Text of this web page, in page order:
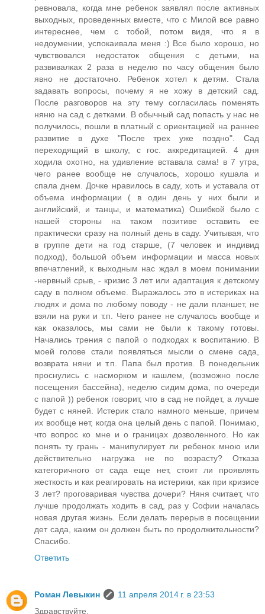
ревновала, когда мне ребенок заявлял после активных
выходных, проведенных вместе, что с Милой все равно
интереснее, чем с тобой, потом видя, что я в
недоумении, успокаивала меня :) Все было хорошо, но
чувствовался недостаток общения с детьми, на
развивалках 2 раза в неделю по часу общения было
явно не достаточно. Ребенок хотел к детям. Стала
задавать вопросы, почему я не хожу в детский сад.
После разговоров на эту тему согласилась поменять
няню на сад с детками. В обычный сад попасть у нас не
получилось, пошли в платный с ориентацией на раннее
развитие в духе "После трех уже поздно". Сад
переходящий в школу, с гос. аккредитацией. 4 дня
ходила охотно, на удивление вставала сама! в 7 утра,
чего ранее вообще не случалось, хорошо кушала и
спала днем. Дочке нравилось в саду, хоть и уставала от
объема информации ( в один день у них были и
английский, и танцы, и математика) Ошибкой было с
нашей стороны на таком позитиве оставить ее
практически сразу на полный день в саду. Учитывая, что
в группе дети на год старше, (7 человек и индивид
подход), большой объем информации и масса новых
впечатлений, к выходным нас ждал в моем понимании
-нервный срыв, - кризис 3 лет или адаптация к детскому
саду в полном объеме. Выражалось это в истериках на
людях и дома по любому поводу - не дали планшет, не
взяли на руки и т.п. Чего ранее не случалось вообще и
как оказалось, мы сами не были к такому готовы.
Начались трения с папой о подходах к воспитанию. В
моей голове стали появляться мысли о смене сада,
возврата няни и т.п. Папа был против. В понедельник
проснулись с насморком и кашлем, (возможно после
посещения бассейна), неделю сидим дома, по очереди
с папой )) ребенок говорит, что в сад не пойдет, а лучше
будет с няней. Истерик стало намного меньше, причем
их вообще нет, когда она целый день с папой. Понимаю,
что вопрос ко мне и о границах дозволенного. Но как
понять ту грань - манипулирует ли ребенок мною или
действительно нагрузка не по возрасту? Отказа
категоричного от сада еще нет, стоит ли проявлять
жесткость и как реагировать на истерики, как при кризисе
3 лет? проговаривая чувства дочери? Няня считает, что
лучше продолжать ходить в сад, раз у Софии началась
новая другая жизнь. Если делать перерыв в посещении
дет сада, каким он должен быть по продолжительности?
Спасибо.
Ответить
Роман Левыкин
11 апреля 2014 г. в 23:53
Здравствуйте.